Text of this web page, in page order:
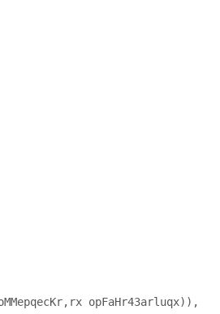
opFaHr43arluqx)),